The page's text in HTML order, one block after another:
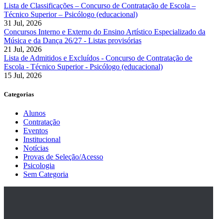
Lista de Classificações – Concurso de Contratação de Escola –
Técnico Superior – Psicólogo (educacional)
31 Jul, 2026
Concursos Interno e Externo do Ensino Artístico Especializado da
Música e da Dança 26/27 - Listas provisórias
21 Jul, 2026
Lista de Admitidos e Excluídos - Concurso de Contratação de
Escola - Técnico Superior - Psicólogo (educacional)
15 Jul, 2026
Categorias
Alunos
Contratação
Eventos
Institucional
Notícias
Provas de Seleção/Acesso
Psicologia
Sem Categoria